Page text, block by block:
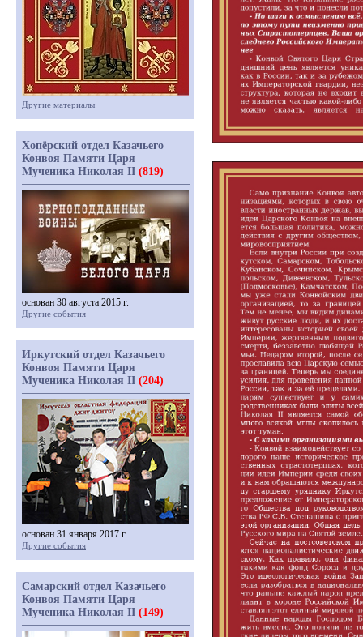
Другие материалы
Хопёрский отдел Казачьего
Конвоя Памяти Царя
Мученика Николая II (819)
основан 30 августа 2015 г.
Другие события
Иркутский отдел Казачьего
Конвоя Памяти Царя
Мученика Николая II (204)
основан 31 января 2017 г.
Другие события
Самарский отдел Казачьего
Конвоя Памяти Царя
Мученика Николая II (149)